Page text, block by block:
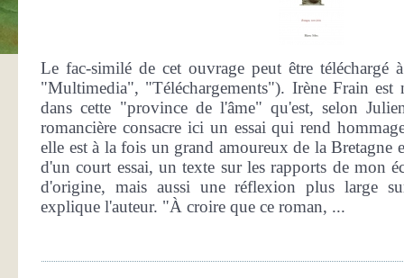
Le fac-similé de cet ouvrage peut être téléchargé
"Multimedia", "Téléchargements"). Irène Frain
dans cette "province de l'âme" qu'est, selon
romancière consacre ici un essai qui rend
elle est à la fois un grand amoureux de la Bretagne
d'un court essai, un texte sur les rapports de mon
d'origine, mais aussi une réflexion plus large
explique l'auteur. "À croire que ce roman, ...